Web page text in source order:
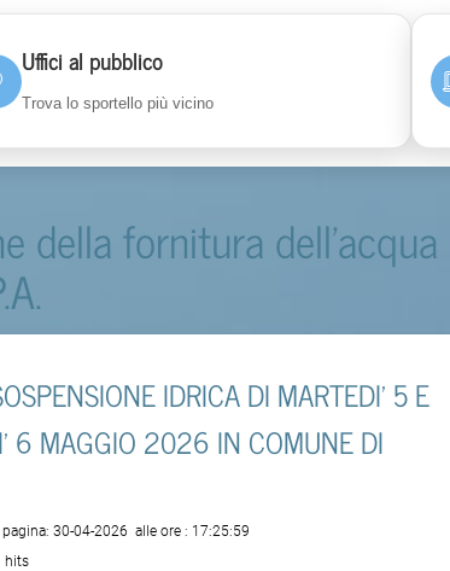
Uffici al pubblico
Trova lo sportello più vicino
della fornitura
IDRICA DI MARTEDI’ 5 E
6 MAGGIO 2026 IN COMUNE DI
pagina:30-04-2026 alle ore : 17:25:59
hits